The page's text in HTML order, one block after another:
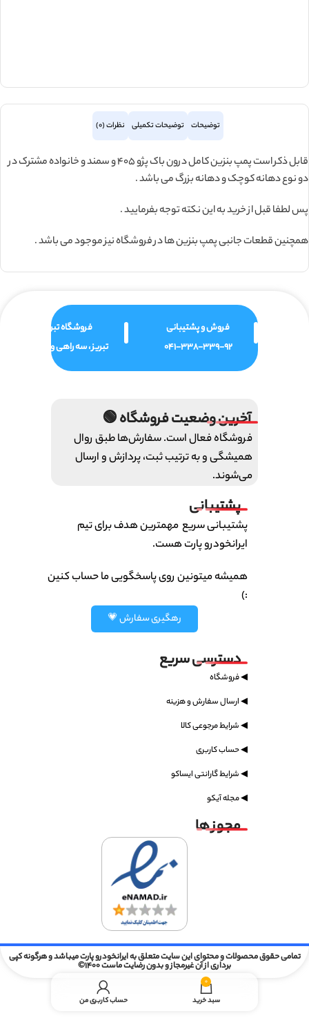
توضیحات توضیحات تکمیلی نظرات (0)
قابل ذکر است پمپ بنزین کامل درون باک پژو 405 و سمند و خانواده مشترک در
دو نوع دهانه کوچک و دهانه بزرگ می باشد .
پس لطفا قبل از خرید به این نکته توجه بفرمایید .
همچنین قطعات جانبی پمپ بنزین ها در فروشگاه نیز موجود می باشد .
فروش و پشتیبانی
041-338-339-92
فروشگاه تبریز
تبریز ، سه راهی ولیعصر
آخرین وضعیت فروشگاه 🟢
فروشگاه فعال است. سفارش‌ها طبق روال
همیشگی و به ترتیب ثبت، پردازش و ارسال
می‌شوند.
پشتیبانی
پشتیبانی سریع مهمترین هدف برای تیم
ایرانخودرو پارت هست.
همیشه میتونین روی پاسخگویی ما حساب کنین
:)
رهگیری سفارش 💗
دسترسی سریع
◀ فروشگاه
◀ ارسال سفارش و هزینه
◀ شرایط مرجوعی کالا
◀ حساب کاربری
◀ شرایط گارانتی ایساکو
◀ مجله آیکو
مجوز ها
تمامی حقوق محصولات و محتوای این سایت متعلق به ایرانخودرو پارت میباشد و هرگونه کپی
برداری از آن غیرمجاز و بدون رضایت ماست 1400©
0
سبد خرید حساب کاربری من